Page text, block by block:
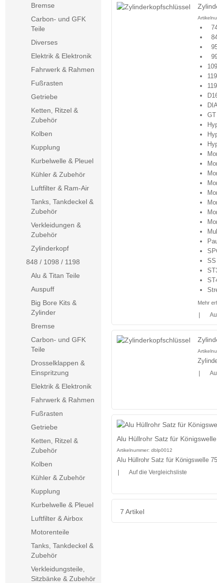
SS
Mehr
Alu Hüllrohr Satz für
Artikelnummer: dblp0012
Alu Hüllrohr Satz für Königswelle
Auf die Vergleichsliste
7 Artikel
Bremse
Carbon- und GFK
Teile
Diverses
Elektrik & Elektronik
Fahrwerk & Rahmen
Fußrasten
Getriebe
Ketten, Ritzel &
Zubehör
Kolben
Kupplung
Kurbelwelle & Pleuel
Kühler & Zubehör
Luftfilter & Ram-Air
Tanks, Tankdeckel &
Zubehör
Verkleidungen &
Zubehör
Zylinderkopf
848 / 1098 / 1198
Alu & Titan Teile
Auspuff
Big Bore Kits &
Zylinder
Bremse
Carbon- und GFK
Teile
Drosselklappen &
Einspritzung
Elektrik & Elektronik
Fahrwerk & Rahmen
Fußrasten
Getriebe
Ketten, Ritzel &
Zubehör
Kolben
Kühler & Zubehör
Kupplung
Kurbelwelle & Pleuel
Luftfilter & Airbox
Motorenteile
Tanks, Tankdeckel &
Zubehör
Verkleidungsteile,
Sitzbänke & Zubehör